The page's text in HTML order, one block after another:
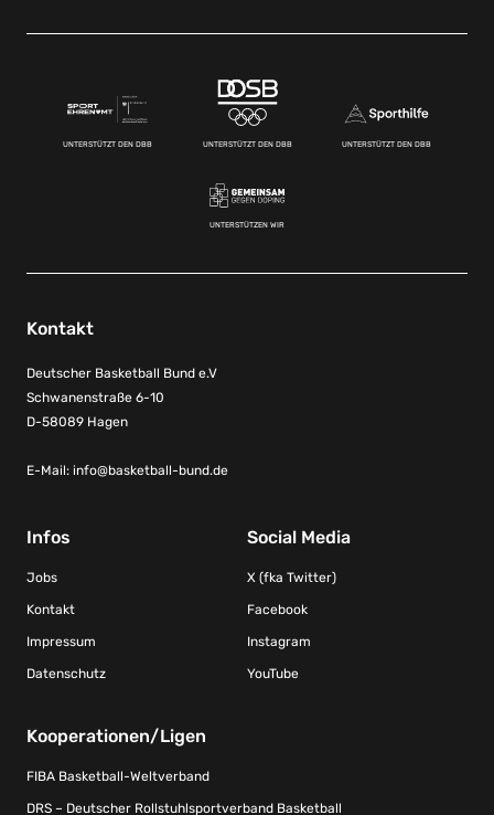
UNTERSTÜTZT DEN DBB UNTERSTÜTZT DEN DBB UNTERSTÜTZT DEN DBB
UNTERSTÜTZEN WIR
Kontakt
Deutscher Basketball Bund e.V
Schwanenstraße 6-10
D-58089 Hagen
E-Mail: info@basketball-bund.de
Infos
Jobs
Kontakt
Impressum
Datenschutz
Social Media
X (fka Twitter)
Facebook
Instagram
YouTube
Kooperationen/Ligen
FIBA Basketball-Weltverband
DRS – Deutscher Rollstuhlsportverband Basketball